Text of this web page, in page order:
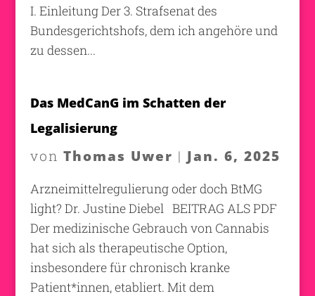
I. Einleitung Der 3. Strafsenat des
Bundesgerichtshofs, dem ich angehöre und
zu dessen...
Das MedCanG im Schatten der
Legalisierung
von Thomas Uwer | Jan. 6, 2025
Arzneimittelregulierung oder doch BtMG
light? Dr. Justine Diebel BEITRAG ALS PDF
Der medizinische Gebrauch von Cannabis
hat sich als therapeutische Option,
insbesondere für chronisch kranke
Patient*innen, etabliert. Mit dem